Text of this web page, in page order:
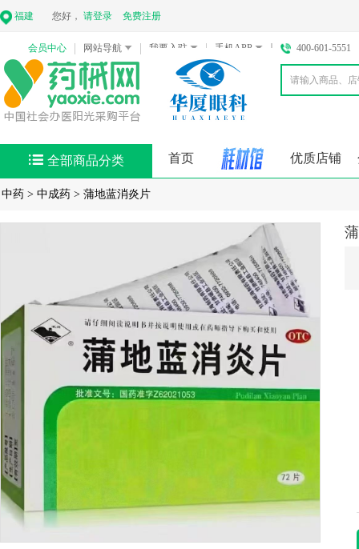
福建 您好， 请登录 免费注册
会员中心 网站导航 我要入驻 手机APP 400-601-5551
全部商品分类 首页 优质店铺
中药 > 中成药 > 蒲地蓝消炎片